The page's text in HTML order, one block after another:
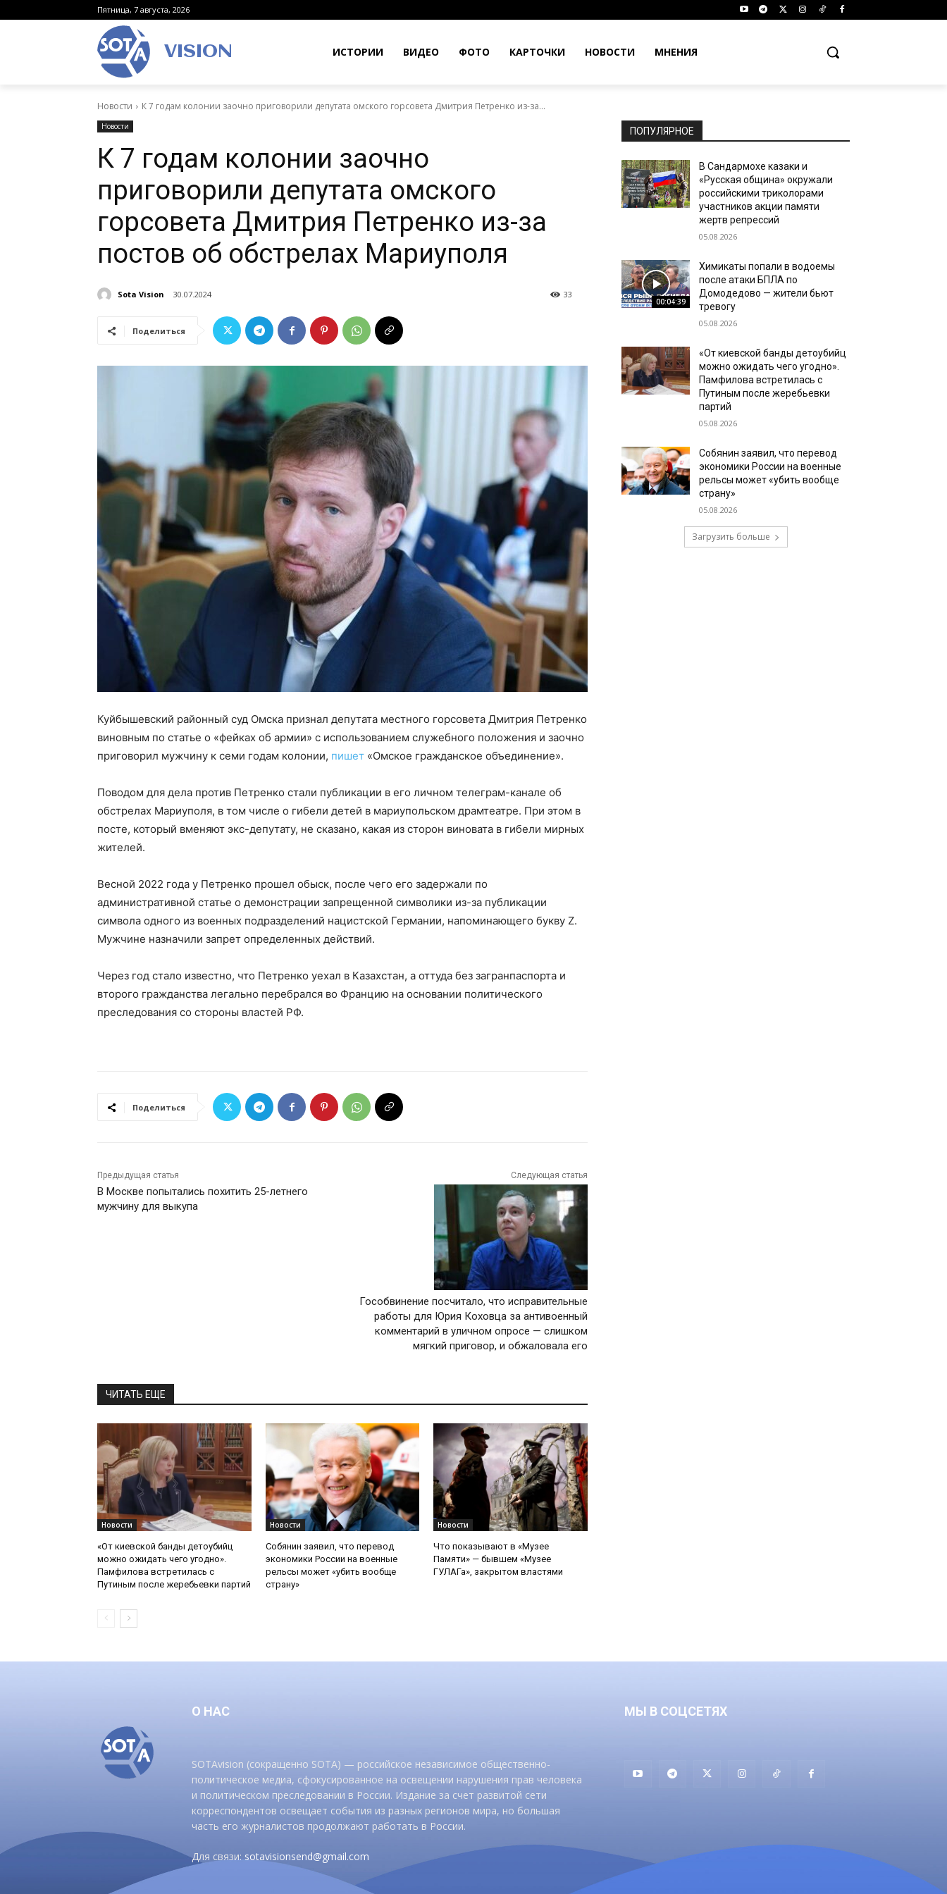
Пятница, 7 августа, 2026
VISION ИСТОРИИ ВИДЕО ФОТО КАРТОЧКИ НОВОСТИ МНЕНИЯ
Новости К 7 годам колонии заочно приговорили депутата омского горсовета Дмитрия Петренко из-за...
Новости
К 7 годам колонии заочно
приговорили депутата омского
горсовета Дмитрия Петренко из-за
постов об обстрелах Мариуполя
Sota Vision 30.07.2024 33
Поделиться
Куйбышевский районный суд Омска признал депутата местного горсовета Дмитрия Петренко
виновным по статье о «фейках об армии» с использованием служебного положения и заочно
приговорил мужчину к семи годам колонии, пишет «Омское гражданское объединение».
Поводом для дела против Петренко стали публикации в его личном телеграм-канале об
обстрелах Мариуполя, в том числе о гибели детей в мариупольском драмтеатре. При этом в
посте, который вменяют экс-депутату, не сказано, какая из сторон виновата в гибели мирных
жителей.
Весной 2022 года у Петренко прошел обыск, после чего его задержали по
административной статье о демонстрации запрещенной символики из-за публикации
символа одного из военных подразделений нацистской Германии, напоминающего букву Z.
Мужчине назначили запрет определенных действий.
Через год стало известно, что Петренко уехал в Казахстан, а оттуда без загранпаспорта и
второго гражданства легально перебрался во Францию на основании политического
преследования со стороны властей РФ.
Поделиться
Предыдущая статья
В Москве попытались похитить 25-летнего
мужчину для выкупа
Следующая статья
Гособвинение посчитало, что исправительные
работы для Юрия Коховца за антивоенный
комментарий в уличном опросе — слишком
мягкий приговор, и обжаловала его
ЧИТАТЬ ЕЩЕ
Новости
«От киевской банды детоубийц
можно ожидать чего угодно».
Памфилова встретилась с
Путиным после жеребьевки партий
Новости
Собянин заявил, что перевод
экономики России на военные
рельсы может «убить вообще
страну»
Новости
Что показывают в «Музее
Памяти» — бывшем «Музее
ГУЛАГа», закрытом властями
ПОПУЛЯРНОЕ
В Сандармохе казаки и
«Русская община» окружали
российскими триколорами
участников акции памяти
жертв репрессий
05.08.2026
00:04:39
Химикаты попали в водоемы
после атаки БПЛА по
Домодедово — жители бьют
тревогу
05.08.2026
«От киевской банды детоубийц
можно ожидать чего угодно».
Памфилова встретилась с
Путиным после жеребьевки
партий
05.08.2026
Собянин заявил, что перевод
экономики России на военные
рельсы может «убить вообще
страну»
05.08.2026
Загрузить больше
О НАС
SOTAvision (сокращенно SOTA) — российское независимое общественно-
политическое медиа, сфокусированное на освещении нарушения прав человека
и политическом преследовании в России. Издание за счет развитой сети
корреспондентов освещает события из разных регионов мира, но большая
часть его журналистов продолжают работать в России.
Для связи:sotavisionsend@gmail.com
МЫ В СОЦСЕТЯХ